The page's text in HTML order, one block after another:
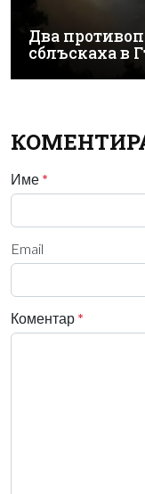
Два
сблъскаха в
Име *
Email
Коментар *